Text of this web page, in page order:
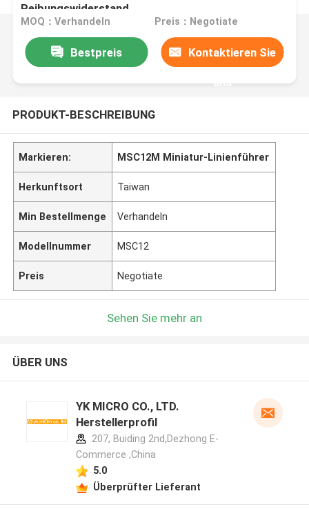
Reibungswiderstand.
MOQ：Verhandeln Preis：Negotiate
Bestpreis Kontaktieren Sie
uns
PRODUKT-BESCHREIBUNG
Markieren: MSC12M Miniatur-Linienführer
Herkunftsort Taiwan
Min Bestellmenge Verhandeln
Modellnummer MSC12
Preis Negotiate
Sehen Sie mehr an
ÜBER UNS
YK MICRO CO., LTD.
Herstellerprofil
207, Buiding 2nd,Dezhong E-
Commerce ,China
5.0
Überprüfter Lieferant